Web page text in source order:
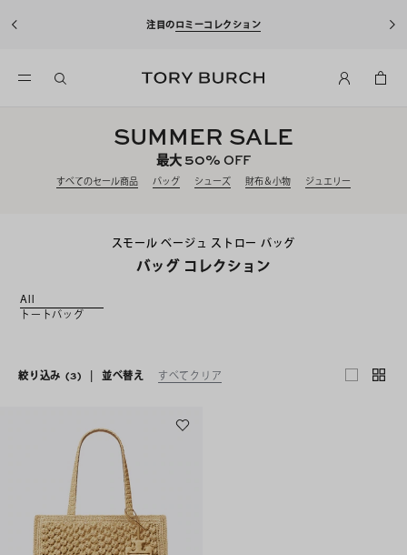
注目のロミーコレクション
SUMMER SALE
最大50% OFF
すべてのセール商品 バッグ シューズ 財布＆小物 ジュエリー
スモール ベージュ ストロー バッグ
バッグ コレクション
All
トートバッグ
絞り込み (3) | 並べ替え すべてクリア